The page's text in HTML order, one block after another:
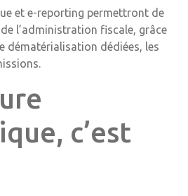
et e-reporting permettront de
l’administration fiscale, grâce
dématérialisation dédiées, les
c’est